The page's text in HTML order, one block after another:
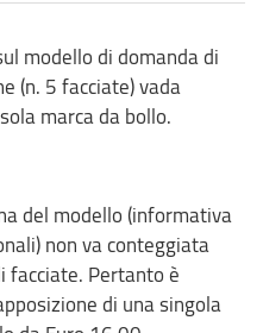
modello di domanda di
(n. 5 facciate) vada
marca da bollo.
del modello (informativa
non va conteggiata
facciate. Pertanto è
di una singola